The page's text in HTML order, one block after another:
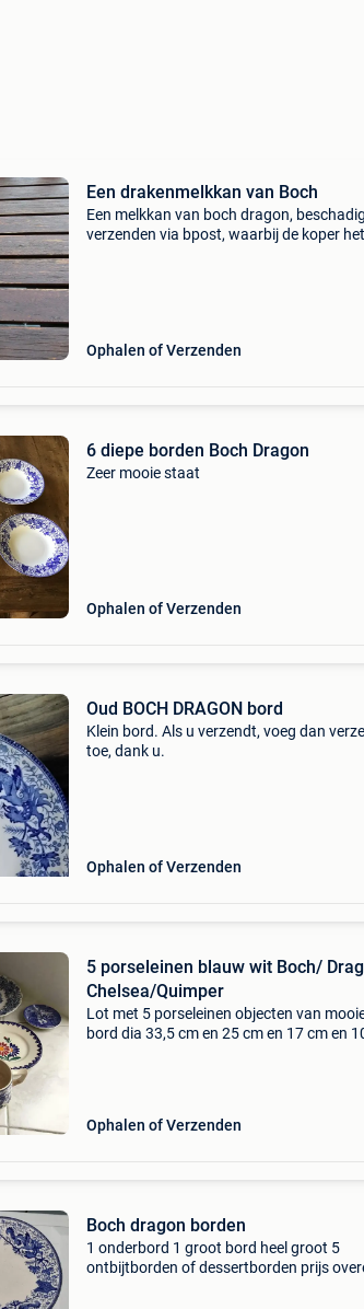
Een drakenmelkkan van Boch
Een melkkan van boch dragon,
verzenden via bpost, waarbij de koper
Ophalen of Verzenden
6 diepe borden Boch Dragon
Zeer mooie staat
Ophalen of Verzenden
Oud BOCH DRAGON bord
Klein bord. Als u verzendt, voeg dan
toe, dank u.
Ophalen of Verzenden
5 porseleinen blauw wit Boch/
Chelsea/Quimper
Lot met 5 porseleinen objecten van
bord dia 33,5 cm en 25 cm en 17 cm en
Ophalen of Verzenden
Boch dragon borden
1 onderbord 1 groot bord heel groot 5
ontbijtborden of dessertborden prijs